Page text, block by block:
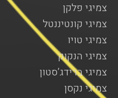
צמיגי פלקן
צמיגי קונטיננטל
צמיגי טויו
צמיגי הנקוק
צמיגי ברידג’סטון
צמיגי נקסן